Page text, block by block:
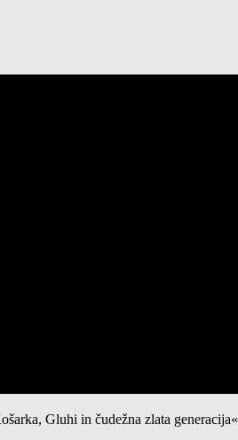
Gluhi in čudežna zlata generacija«